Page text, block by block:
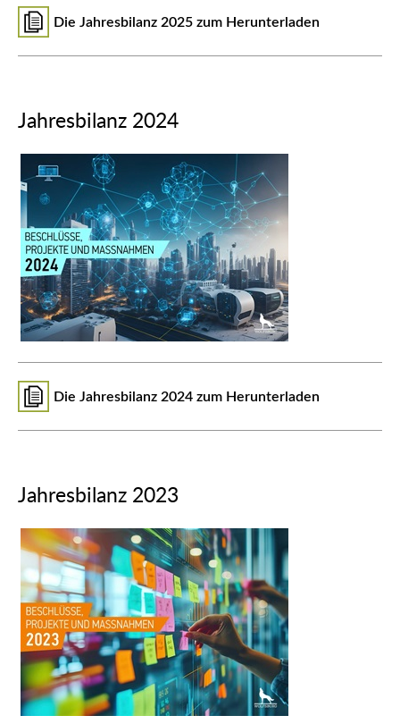
Die Jahresbilanz 2025 zum Herunterladen
Jahresbilanz 2024
Die Jahresbilanz 2024 zum Herunterladen
Jahresbilanz 2023